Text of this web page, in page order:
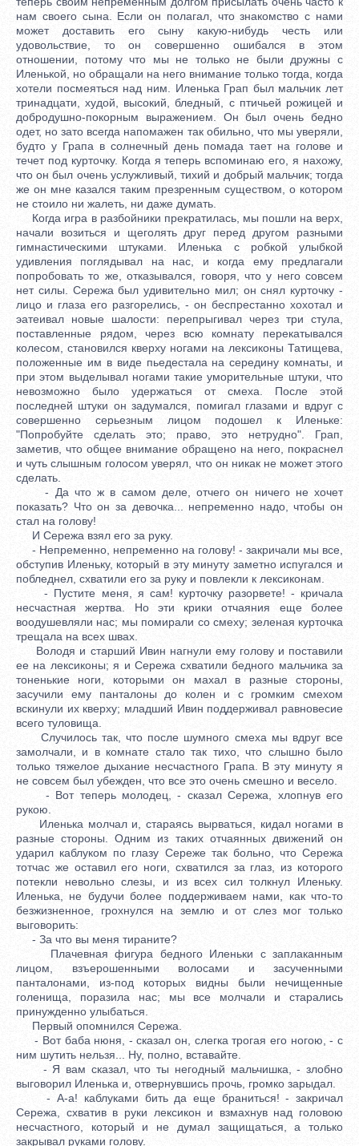
нам своего сына. Если он полагал, что знакомство с нами
может доставить его сыну какую-нибудь честь или
удовольствие, то он совершенно ошибался в этом
отношении, потому что мы не только не были дружны с
Иленькой, но обращали на него внимание только тогда, когда
хотели посмеяться над ним. Иленька Грап был мальчик лет
тринадцати, худой, высокий, бледный, с птичьей рожицей и
добродушно-покорным выражением. Он был очень бедно
одет, но зато всегда напомажен так обильно, что мы уверяли,
будто у Грапа в солнечный день помада тает на голове и
течет под курточку. Когда я теперь вспоминаю его, я нахожу,
что он был очень услужливый, тихий и добрый мальчик; тогда
же он мне казался таким презренным существом, о котором
не стоило ни жалеть, ни даже думать.
Когда игра в разбойники прекратилась, мы пошли на верх,
начали возиться и щеголять друг перед другом разными
гимнастическими штуками. Иленька с робкой улыбкой
удивления поглядывал на нас, и когда ему предлагали
попробовать то же, отказывался, говоря, что у него совсем
нет силы. Сережа был удивительно мил; он снял курточку -
лицо и глаза его разгорелись, - он беспрестанно хохотал и
эатеивал новые шалости: перепрыгивал через три стула,
поставленные рядом, через всю комнату перекатывался
колесом, становился кверху ногами на лексиконы Татищева,
положенные им в виде пьедестала на середину комнаты, и
при этом выделывал ногами такие уморительные штуки, что
невозможно было удержаться от смеха. После этой
последней штуки он задумался, помигал глазами и вдруг с
совершенно серьезным лицом подошел к Иленьке:
"Попробуйте сделать это; право, это нетрудно". Грап,
заметив, что общее внимание обращено на него, покраснел
и чуть слышным голосом уверял, что он никак не может этого
сделать.
- Да что ж в самом деле, отчего он ничего не хочет
показать? Что он за девочка... непременно надо, чтобы он
стал на голову!
И Сережа взял его за руку.
- Непременно, непременно на голову! - закричали мы все,
обступив Иленьку, который в эту минуту заметно испугался и
побледнел, схватили его за руку и повлекли к лексиконам.
- Пустите меня, я сам! курточку разорвете! - кричала
несчастная жертва. Но эти крики отчаяния еще более
воодушевляли нас; мы помирали со смеху; зеленая курточка
трещала на всех швах.
Володя и старший Ивин нагнули ему голову и поставили
ее на лексиконы; я и Сережа схватили бедного мальчика за
тоненькие ноги, которыми он махал в разные стороны,
засучили ему панталоны до колен и с громким смехом
вскинули их кверху; младший Ивин поддерживал равновесие
всего туловища.
Случилось так, что после шумного смеха мы вдруг все
замолчали, и в комнате стало так тихо, что слышно было
только тяжелое дыхание несчастного Грапа. В эту минуту я
не совсем был убежден, что все это очень смешно и весело.
- Вот теперь молодец, - сказал Сережа, хлопнув его
рукою.
Иленька молчал и, стараясь вырваться, кидал ногами в
разные стороны. Одним из таких отчаянных движений он
ударил каблуком по глазу Сереже так больно, что Сережа
тотчас же оставил его ноги, схватился за глаз, из которого
потекли невольно слезы, и из всех сил толкнул Иленьку.
Иленька, не будучи более поддерживаем нами, как что-то
безжизненное, грохнулся на землю и от слез мог только
выговорить:
- За что вы меня тираните?
Плачевная фигура бедного Иленьки с заплаканным
лицом, взъерошенными волосами и засученными
панталонами, из-под которых видны были нечищенные
голенища, поразила нас; мы все молчали и старались
принужденно улыбаться.
Первый опомнился Сережа.
- Вот баба нюня, - сказал он, слегка трогая его ногою, - с
ним шутить нельзя... Ну, полно, вставайте.
- Я вам сказал, что ты негодный мальчишка, - злобно
выговорил Иленька и, отвернувшись прочь, громко зарыдал.
- А-а! каблуками бить да еще браниться! - закричал
Сережа, схватив в руки лексикон и взмахнув над головою
несчастного, который и не думал защищаться, а только
закрывал руками голову.